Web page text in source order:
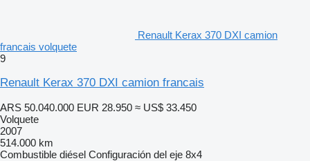
Renault Kerax 370 DXI camion
francais volquete
9
Renault Kerax 370 DXI camion francais
ARS 50.040.000 EUR 28.950 ≈ US$ 33.450
Volquete
2007
514.000 km
Combustible diésel Configuración del eje 8x4